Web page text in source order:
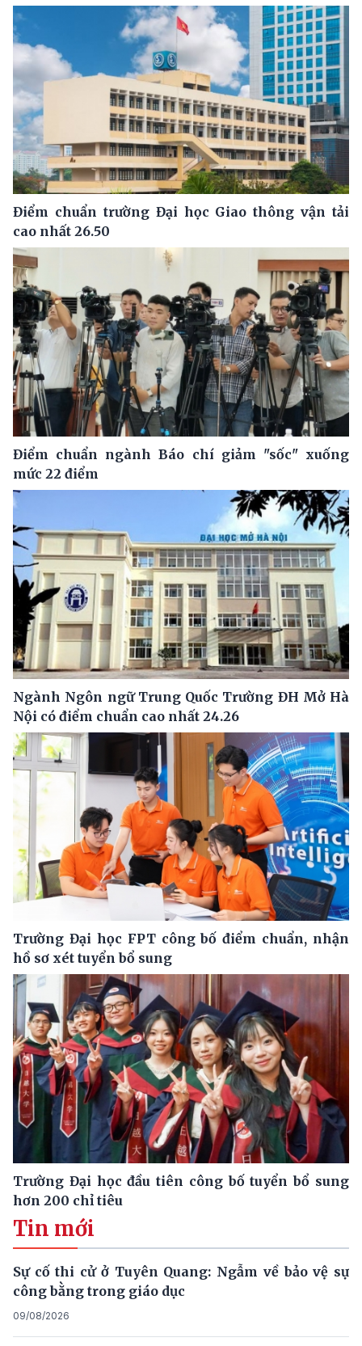
Điểm chuẩn trường Đại học Giao thông vận tải
cao nhất 26.50
Điểm chuẩn ngành Báo chí giảm "sốc" xuống
mức 22 điểm
Ngành Ngôn ngữ Trung Quốc Trường ĐH Mở Hà
Nội có điểm chuẩn cao nhất 24.26
Trường Đại học FPT công bố điểm chuẩn, nhận
hồ sơ xét tuyển bổ sung
Trường Đại học đầu tiên công bố tuyển bổ sung
hơn 200 chỉ tiêu
Tin mới
Sự cố thi cử ở Tuyên Quang: Ngẫm về bảo vệ sự
công bằng trong giáo dục
09/08/2026